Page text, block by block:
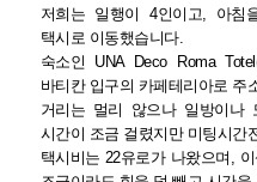
저희는 일행이 4인이고, 아침
택시로 이동했습니다.
숙소인 UNA Deco Roma
바티칸 입구의 카페테리아로 주
거리는 멀리 않으나 일방이나
시간이 조금 걸렸지만 미팅시간
택시비는 22유로가 나왔으며,